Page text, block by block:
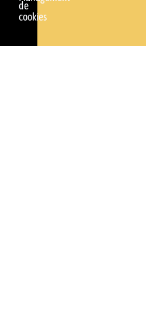
de
cookies